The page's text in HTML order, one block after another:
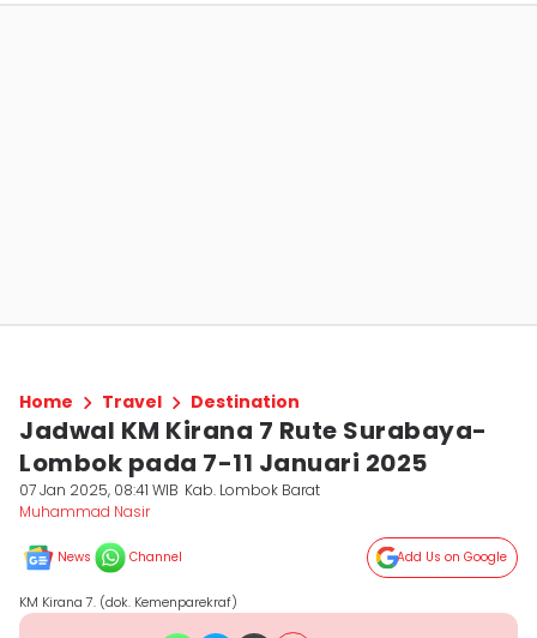
Home Travel Destination
Jadwal KM Kirana 7 Rute Surabaya-
Lombok pada 7-11 Januari 2025
07 Jan 2025, 08:41 WIB Kab. Lombok Barat
Muhammad Nasir
News Channel Add Us on Google
KM Kirana 7. (dok. Kemenparekraf)